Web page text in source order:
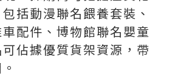
括動漫聯名餵養套裝、
配件、博物館聯名嬰童
佔據優質貨架資源，帶